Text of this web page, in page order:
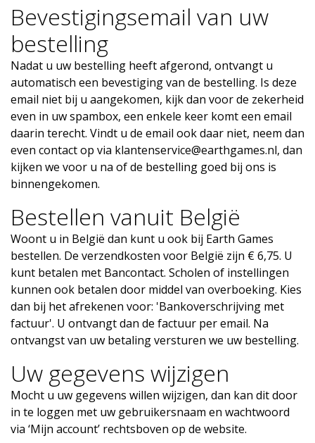
Bevestigingsemail van uw
bestelling
Nadat u uw bestelling heeft afgerond, ontvangt u
automatisch een bevestiging van de bestelling. Is deze
email niet bij u aangekomen, kijk dan voor de zekerheid
even in uw spambox, een enkele keer komt een email
daarin terecht. Vindt u de email ook daar niet, neem dan
even contact op via klantenservice@earthgames.nl, dan
kijken we voor u na of de bestelling goed bij ons is
binnengekomen.
Bestellen vanuit België
Woont u in België dan kunt u ook bij Earth Games
bestellen. De verzendkosten voor België zijn € 6,75. U
kunt betalen met Bancontact. Scholen of instellingen
kunnen ook betalen door middel van overboeking. Kies
dan bij het afrekenen voor: 'Bankoverschrijving met
factuur'. U ontvangt dan de factuur per email. Na
ontvangst van uw betaling versturen we uw bestelling.
Uw gegevens wijzigen
Mocht u uw gegevens willen wijzigen, dan kan dit door
in te loggen met uw gebruikersnaam en wachtwoord
via ‘Mijn account’ rechtsboven op de website.